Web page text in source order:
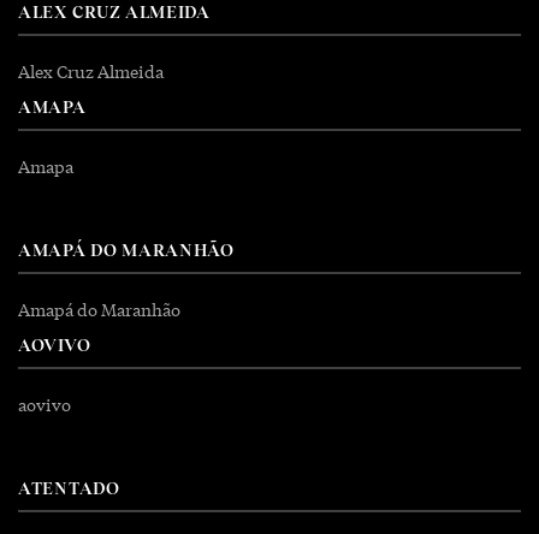
ALEX CRUZ ALMEIDA
Alex Cruz Almeida
AMAPA
Amapa
AMAPÁ DO MARANHÃO
Amapá do Maranhão
AOVIVO
aovivo
ATENTADO